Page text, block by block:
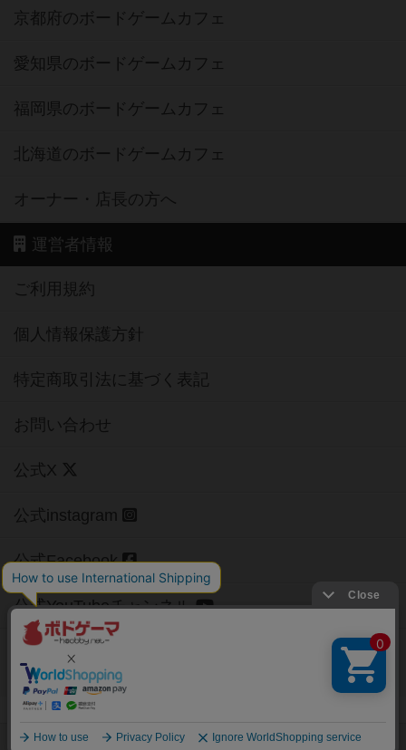
京都府のボードゲームカフェ
愛知県のボードゲームカフェ
福岡県のボードゲームカフェ
北海道のボードゲームカフェ
オーナー・店長の方へ
運営者情報
ご利用規約
個人情報保護方針
特定商取引法に基づく表記
お問い合わせ
公式X
公式instagram
公式Facebook
公式YouTubeチャンネル